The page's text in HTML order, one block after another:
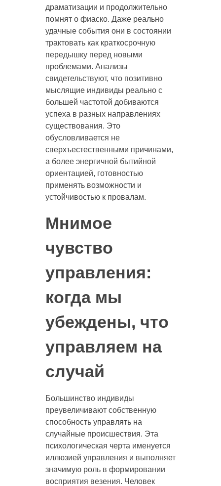
драматизации и продолжительно
помнят о фиаско. Даже реально
удачные события они в состоянии
трактовать как краткосрочную
передышку перед новыми
проблемами. Анализы
свидетельствуют, что позитивно
мыслящие индивиды реально с
большей частотой добиваются
успеха в разных направлениях
существования. Это
обусловливается не
сверхъестественными причинами,
а более энергичной бытийной
ориентацией, готовностью
применять возможности и
устойчивостью к провалам.
Мнимое
чувство
управления:
когда мы
убеждены, что
управляем на
случай
Большинство индивиды
преувеличивают собственную
способность управлять на
случайные происшествия. Эта
психологическая черта именуется
иллюзией управления и выполняет
значимую роль в формировании
восприятия везения. Человек